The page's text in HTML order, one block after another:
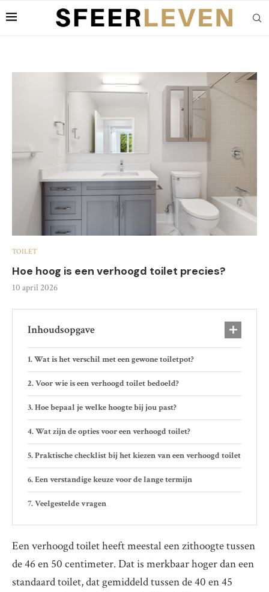
TOILET
Hoe hoog is een verhoogd toilet precies?
10 april 2026
Inhoudsopgave
Wat is het verschil met een gewone toiletpot?
Voor wie is een verhoogd toilet bedoeld?
Hoe bepaal je welke hoogte bij jou past?
Wat zijn de opties voor een verhoogd toilet?
Praktische checklist bij het kiezen van een verhoogd toilet
Een verstandige keuze voor de lange termijn
Veelgestelde vragen
Een verhoogd toilet heeft meestal een zithoogte tussen
de 46 en 50 centimeter. Dat is merkbaar hoger dan een
standaard toilet, dat gemiddeld tussen de 40 en 45